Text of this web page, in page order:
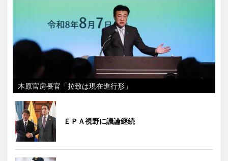
木原官房長官「拉致は現在進行形」
ＥＰＡ視野に議論継続